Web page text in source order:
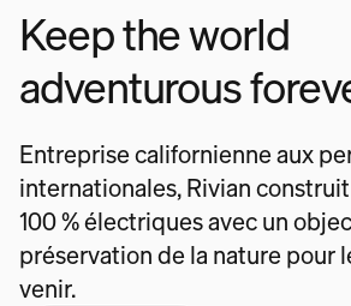
Keep the world
adventurous
Entreprise californienne aux
internationales, Rivian
100 % électriques avec un
préservation de la nature pour
venir.